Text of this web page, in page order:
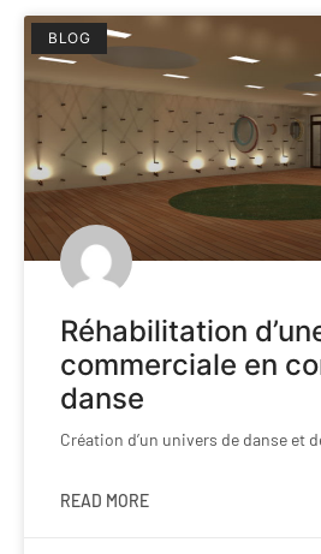
BLOG
Réhabilitation
commerciale en
danse
Création d’un univers de danse et
READ MORE